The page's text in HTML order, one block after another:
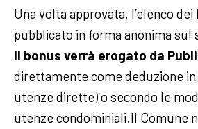
Una volta approvata, l’elenco
pubblicato in forma anonima sul
Il bonus verrà erogato da
direttamente come deduzione
utenze dirette) o secondo le
utenze condominiali.Il Comune